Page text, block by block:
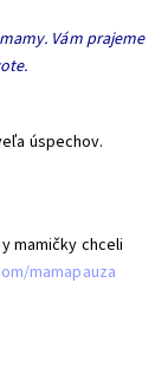
Vám prajeme
úspechov.
mamičky chceli
mamapauza